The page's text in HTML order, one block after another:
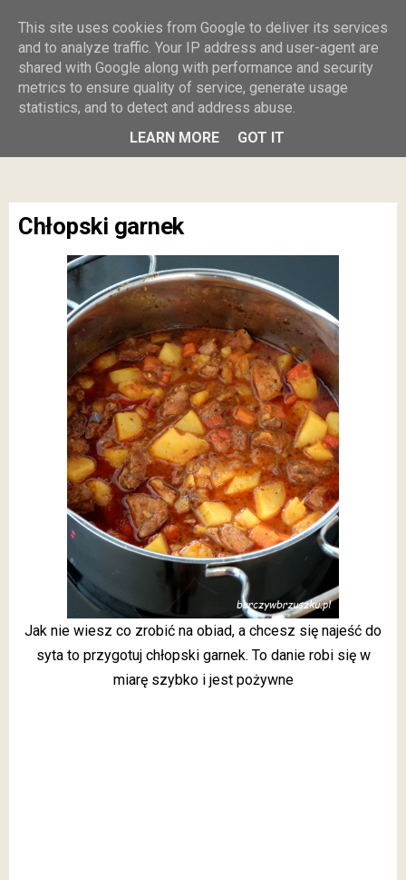
Burczy w
brzuszku
Chłopski garnek
Jak nie wiesz co zrobić na obiad, a chcesz się najeść do
syta to przygotuj chłopski garnek. To danie robi się w
miarę szybko i jest pożywne
This site uses cookies from Google to deliver its services
and to analyze traffic. Your IP address and user-agent are
shared with Google along with performance and security
metrics to ensure quality of service, generate usage
statistics, and to detect and address abuse.
LEARN MORE
GOT IT